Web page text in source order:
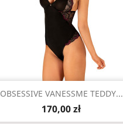
Szybki podgląd
OBSESSIVE VANESSME TEDDY...
170,00 zł